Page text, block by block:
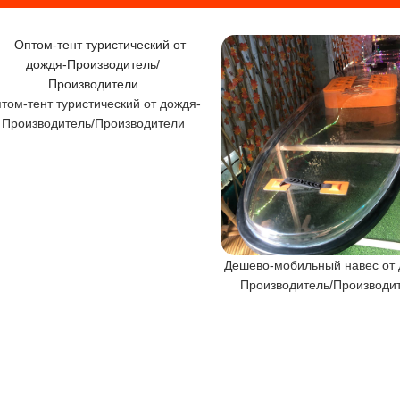
тент туристический от дождя-
Производитель/Производители
Дешево-мобильный навес от
Производитель/